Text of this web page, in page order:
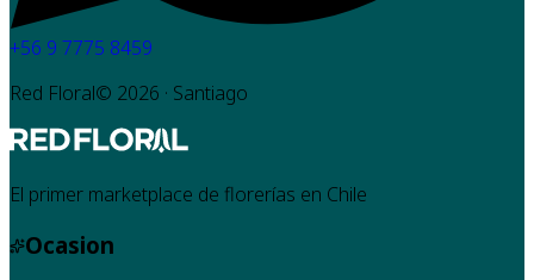
+56 9 7775 8459
Red Floral© 2026 · Santiago
El primer marketplace de florerías en Chile
Ocasion